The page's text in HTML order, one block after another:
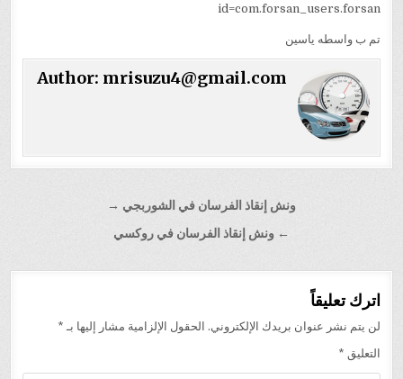
id=com.forsan_users.forsan
تم ب واسطه ياسين
Author: mrisuzu4@gmail.com
ونش إنقاذ الفرسان في الشوربجي →
← ونش إنقاذ الفرسان في روكسي
اترك تعليقاً
لن يتم نشر عنوان بريدك الإلكتروني. الحقول الإلزامية مشار إليها بـ *
التعليق *